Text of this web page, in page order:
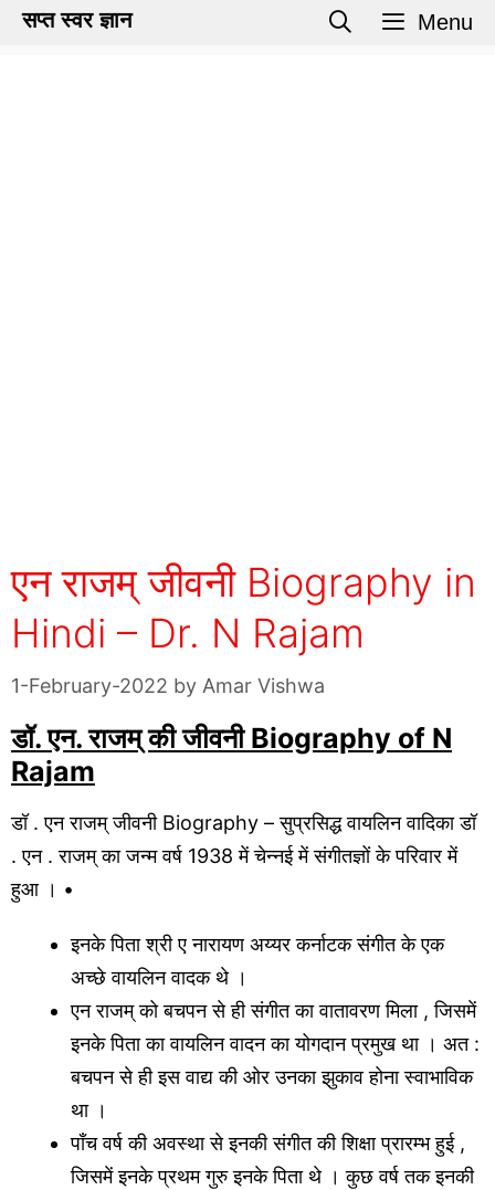
Skipसप्त स्वर ज्ञान Menu
एन राजम् जीवनी Biography in
Hindi – Dr. N Rajam
1-February-2022 by Amar Vishwa
डॉ. एन. राजम् की जीवनी Biography of N
Rajam
डॉ . एन राजम् जीवनी Biography – सुप्रसिद्ध वायलिन वादिका डॉ
. एन . राजम् का जन्म वर्ष 1938 में चेन्नई में संगीतज्ञों के परिवार में
हुआ । •
इनके पिता श्री ए नारायण अय्यर कर्नाटक संगीत के एक
अच्छे वायलिन वादक थे ।
एन राजम् को बचपन से ही संगीत का वातावरण मिला , जिसमें
इनके पिता का वायलिन वादन का योगदान प्रमुख था । अत :
बचपन से ही इस वाद्य की ओर उनका झुकाव होना स्वाभाविक
था ।
पाँच वर्ष की अवस्था से इनकी संगीत की शिक्षा प्रारम्भ हुई ,
जिसमें इनके प्रथम गुरु इनके पिता थे । कुछ वर्ष तक इनकी